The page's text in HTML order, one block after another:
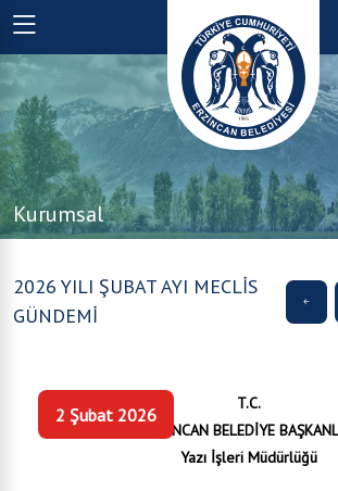
Kurumsal
2026 YILI ŞUBAT AYI MECLİS
GÜNDEMİ
2 Şubat 2026
T.C.
ERZİNCAN BELEDİYE
Yazı İşleri Müdürlüğü